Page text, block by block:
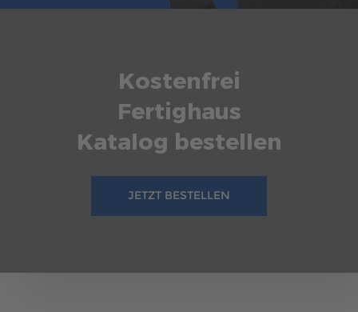
Kostenfrei
Fertighaus
Katalog bestellen
JETZT BESTELLEN